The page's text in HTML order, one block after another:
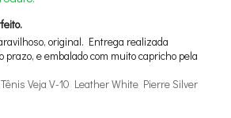
original. Entrega realizada
prazo, e embalado com muito capricho pela
Veja V-10 Leather White Pierre Silver